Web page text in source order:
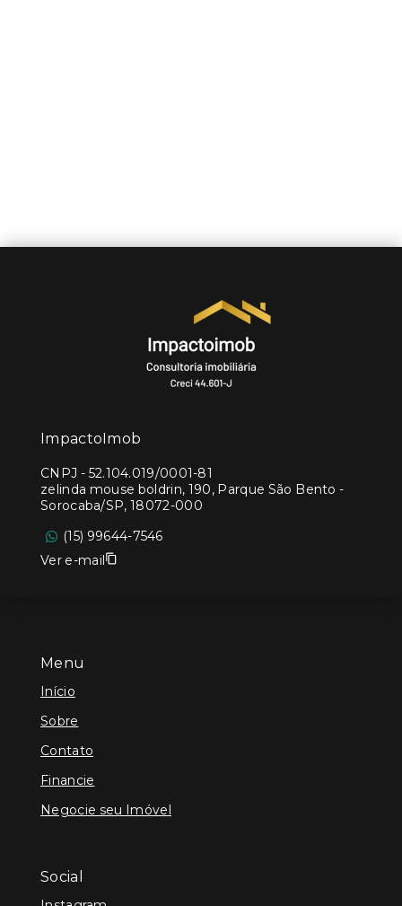
Menu
Início
Sobre
Contato
Financie
Negocie seu Imóvel
Social
ImpactoImob
CNPJ - 52.104.019/0001-81
zelinda mouse boldrin, 190, Parque São Bento -
Sorocaba/SP, 18072-000
(15) 99644-7546
Ver e-mail